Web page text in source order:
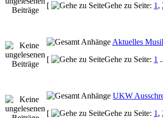
[
Gehe zu Seite: 1 ,
Aktuelles
[
Gehe zu Seite: 1
UKW
[
Gehe zu Seite: 1 ,